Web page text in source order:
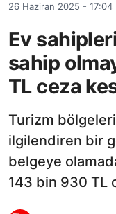
26 Haziran 2025 - 17:04
Ev
sahip
TL ceza
Turizm
ilgilendiren bir
belgeye
143 bin 930 TL